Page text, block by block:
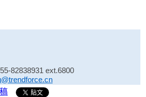
82838931 ext.6800